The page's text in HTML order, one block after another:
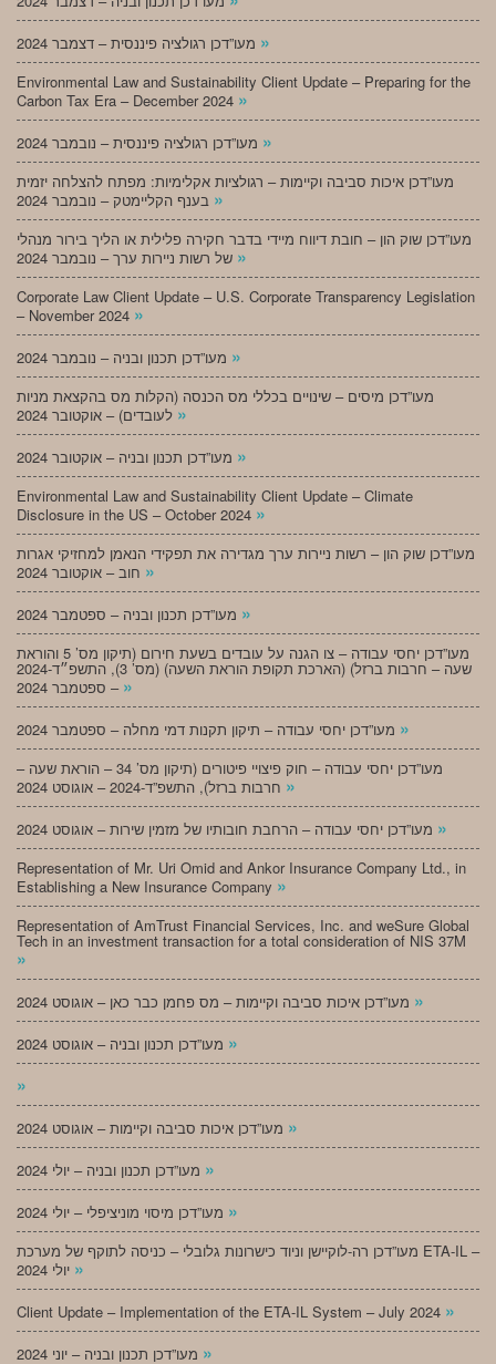
»
Environmental Law and Sustainability Client Update – Preparing for the
Carbon Tax Era – December 2024 »
»
מעו”דכן איכות סביבה וקיימות – רגולציות אקלימיות: מפתח להצלחה יזמית
»
מעו”דכן שוק הון – חובת דיווח מיידי בדבר חקירה פלילית או הליך בירור מנהלי
»
Corporate Law Client Update – U.S. Corporate Transparency Legislation
– November 2024 »
»
מעו”דכן מיסים – שינויים בכללי מס הכנסה (הקלות מס בהקצאת מניות
»
»
Environmental Law and Sustainability Client Update – Climate
Disclosure in the US – October 2024 »
מעו”דכן שוק הון – רשות ניירות ערך מגדירה את תפקידי הנאמן למחזיקי אגרות
»
»
מעו”דכן יחסי עבודה – צו הגנה על עובדים בשעת חירום (תיקון מס’ 5 והוראת
שעה – חרבות ברזל) (הארכת תקופת הוראת השעה) (מס’ 3), התשפ״ד-2024
– ספטמבר 2024 »
»
מעו”דכן יחסי עבודה – חוק פיצויי פיטורים (תיקון מס’ 34 – הוראת שעה –
»
»
Representation of Mr. Uri Omid and Ankor Insurance Company Ltd., in
Establishing a New Insurance Company »
Representation of AmTrust Financial Services, Inc. and weSure Global
Tech in an investment transaction for a total consideration of NIS 37M
»
»
»
»
»
»
»
מעו”דכן רה-לוקיישן וניוד כישרונות גלובלי – כניסה לתוקף של מערכת ETA-IL –
»
Client Update – Implementation of the ETA-IL System – July 2024 »
»